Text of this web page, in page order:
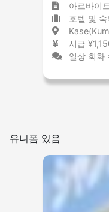
아르바이트
호텔 및 숙
시급
일상 회화
유니폼 있음